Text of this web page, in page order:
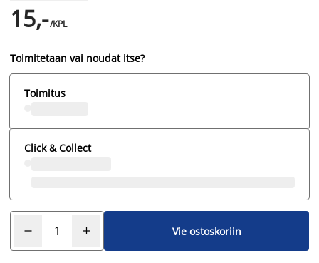
15,-/KPL
Toimitetaan vai noudat itse?
Toimitus
Click & Collect
Vie ostoskoriin